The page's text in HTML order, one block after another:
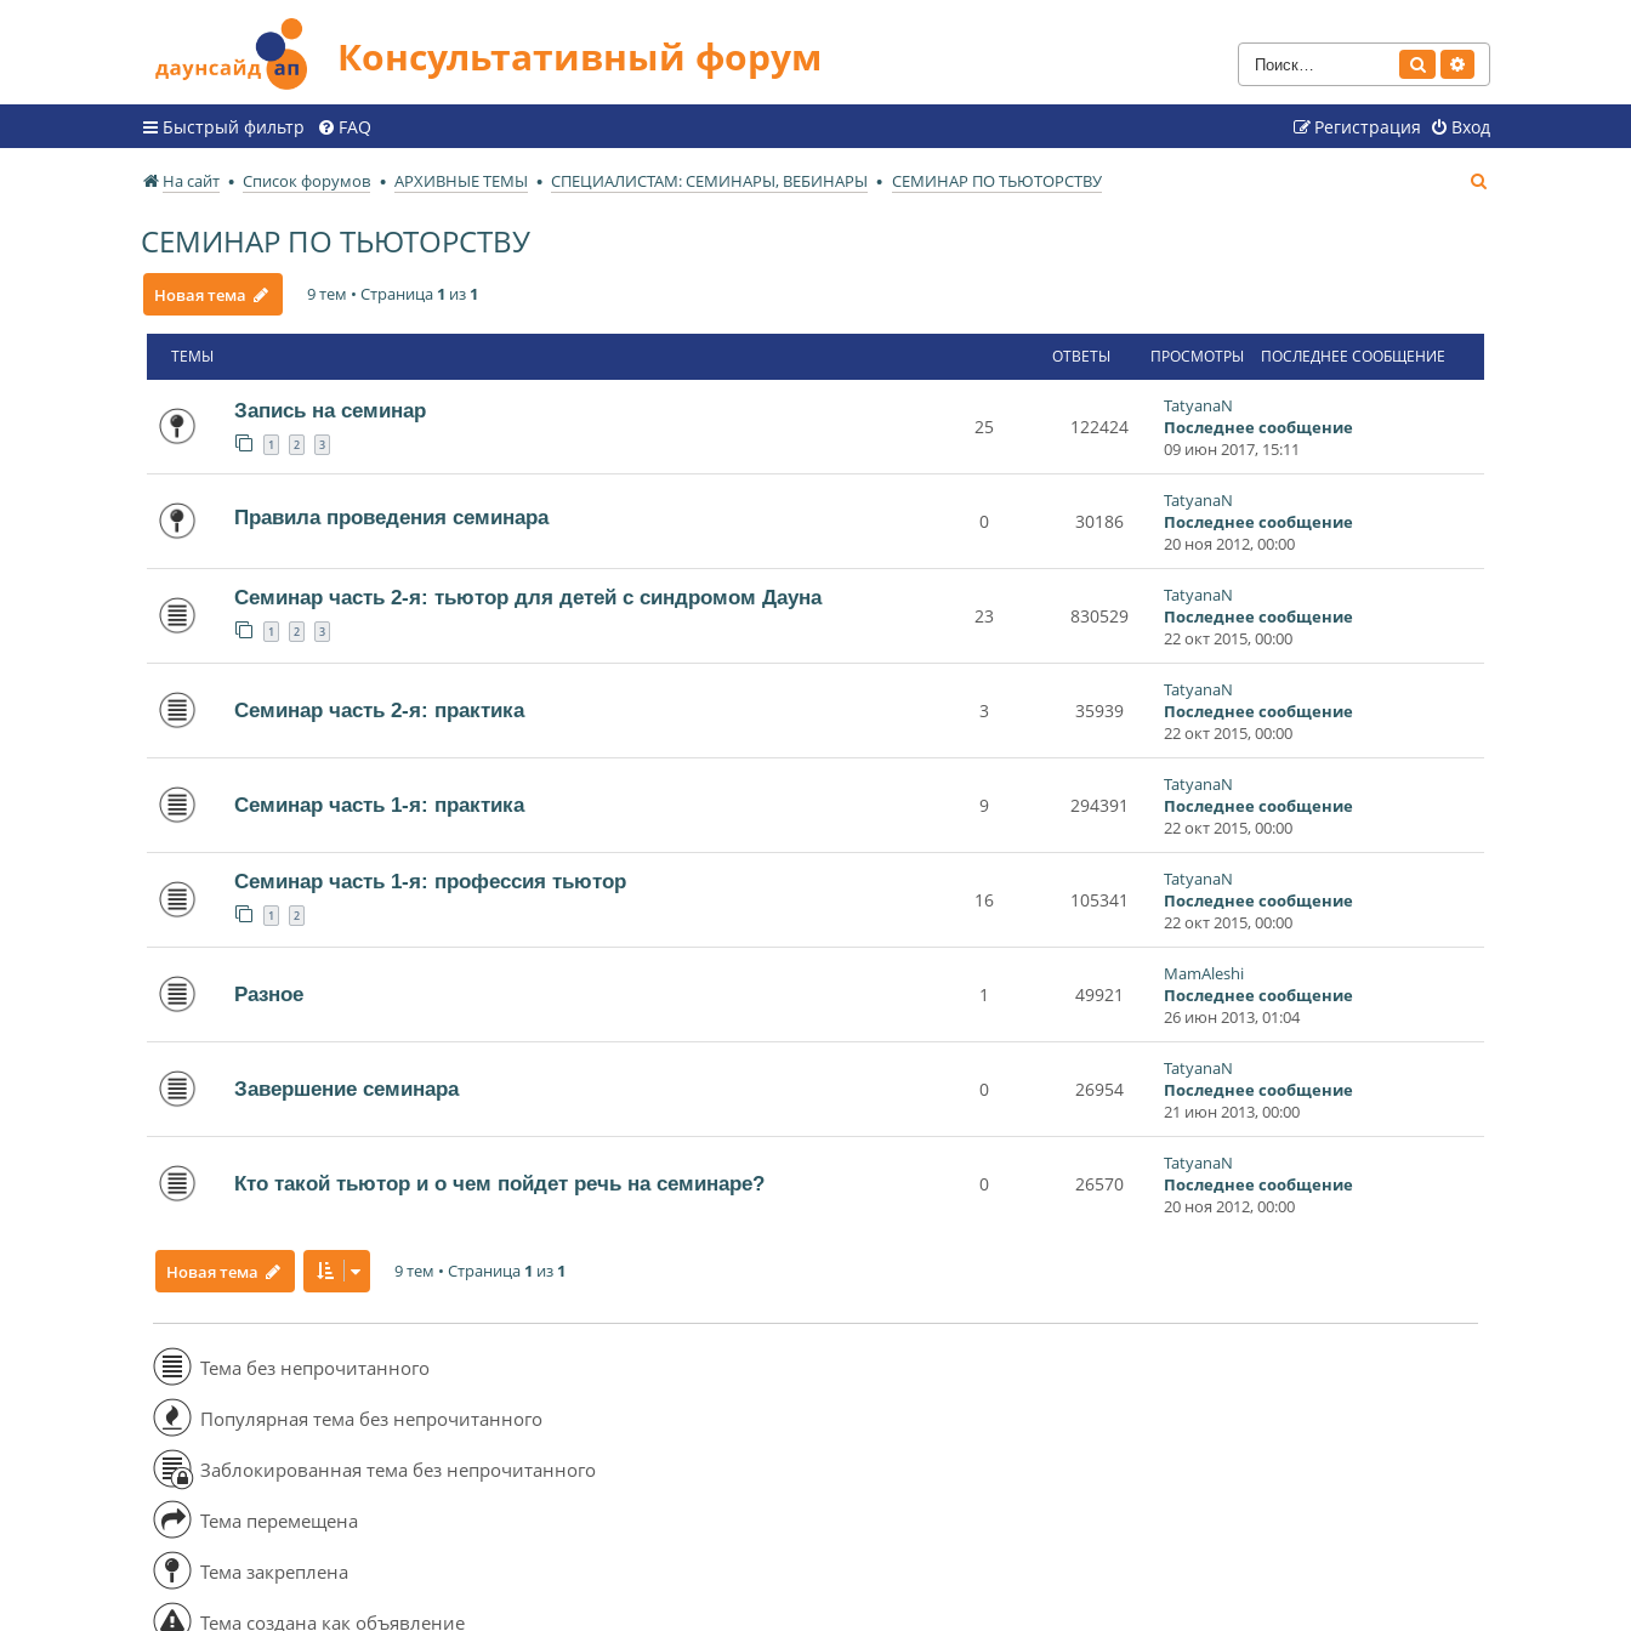
Консультативный форум Поиск
Быстрый фильтр FAQ Вход
Регистрация
На сайт Список форумов АРХИВНЫЕ ТЕМЫ СПЕЦИАЛИСТАМ: СЕМИНАРЫ, ВЕБИНАРЫ СЕМИНАР ПО ТЬЮТОРСТВУ
СЕМИНАР ПО ТЬЮТОРСТВУ
Новая тема 9 тем • Страница 1 из 1
ТЕМЫ ОТВЕТЫ ПРОСМОТРЫ ПОСЛЕДНЕЕ СООБЩЕНИЕ
Запись на семинар
1 2 3
25 122424
TatyanaN
Последнее сообщение
09 июн 2017, 15:11
Правила проведения семинара 0 30186
TatyanaN
Последнее сообщение
20 ноя 2012, 00:00
Семинар часть 2-я: тьютор для детей с синдромом Дауна
1 2 3
23 830529
TatyanaN
Последнее сообщение
22 окт 2015, 00:00
Семинар часть 2-я: практика 3 35939
TatyanaN
Последнее сообщение
22 окт 2015, 00:00
Семинар часть 1-я: практика 9 294391
TatyanaN
Последнее сообщение
22 окт 2015, 00:00
Семинар часть 1-я: профессия тьютор
1 2
16 105341
TatyanaN
Последнее сообщение
22 окт 2015, 00:00
Разное 1 49921
MamAleshi
Последнее сообщение
26 июн 2013, 01:04
Завершение семинара 0 26954
TatyanaN
Последнее сообщение
21 июн 2013, 00:00
Кто такой тьютор и о чем пойдет речь на семинаре? 0 26570
TatyanaN
Последнее сообщение
20 ноя 2012, 00:00
Новая тема 9 тем • Страница 1 из 1
Тема без непрочитанного
Популярная тема без непрочитанного
Заблокированная тема без непрочитанного
Тема перемещена
Тема закреплена
Тема создана как объявление